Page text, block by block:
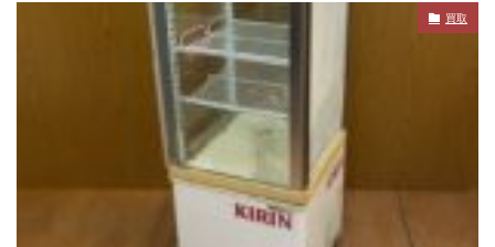
買取